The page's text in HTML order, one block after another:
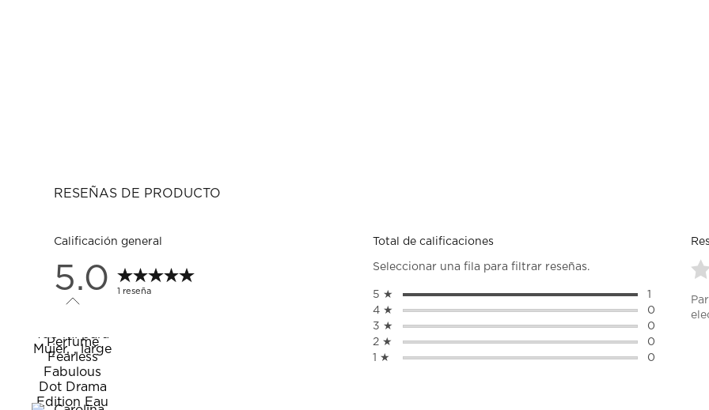
RESEÑAS DE PRODUCTO
Total de calificaciones
Seleccionar una fila para filtrar reseñas.
5 ★ estrellas
1
1 reseña
4 ★ estrellas
0
0 reseñas
3 ★ estrellas
0
0 reseñas
2 ★ estrellas
0
0 reseñas
1 ★ estrellas
0
Calificación general
5.0 1 reseña
1
a